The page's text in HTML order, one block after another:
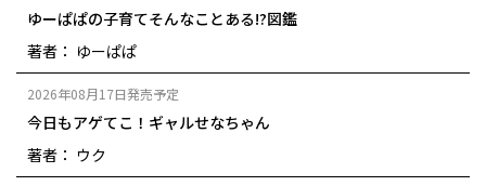
ゆーぱぱの子育てそんなことある!?図鑑
著者： ゆーぱぱ
2026年08月17日発売予定
今日もアゲてこ！ギャルせなちゃん
著者： ウク